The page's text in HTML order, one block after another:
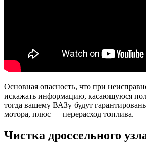
Основная опасность, что при
искажать информацию, касающуюся
тогда вашему ВАЗу будут
мотора, плюс — перерасход топлива.
Чистка дроссельного